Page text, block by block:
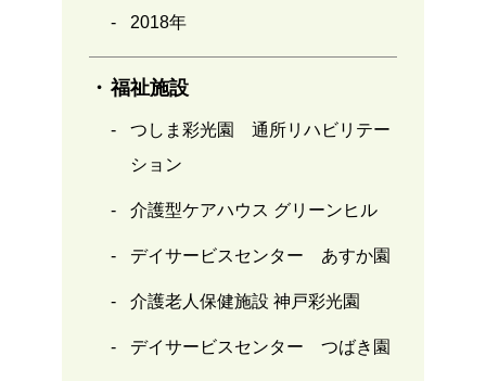
2018年
福祉施設
つしま彩光園 通所リハビリテー
ション
介護型ケアハウス グリーンヒル
デイサービスセンター あすか園
介護老人保健施設 神戸彩光園
デイサービスセンター つばき園